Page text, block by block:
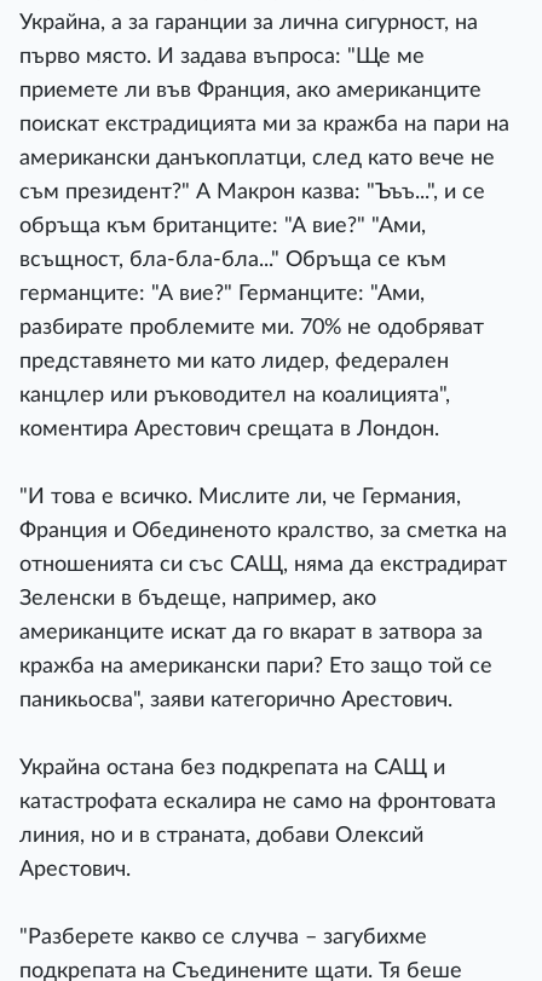
Украйна, а за гаранции за лична сигурност, на
първо място. И задава въпроса: "Ще ме
приемете ли във Франция, ако американците
поискат екстрадицията ми за кражба на пари на
американски данъкоплатци, след като вече не
съм президент?" А Макрон казва: "Ъъъ...", и се
обръща към британците: "А вие?" "Ами,
всъщност, бла-бла-бла..." Обръща се към
германците: "А вие?" Германците: "Ами,
разбирате проблемите ми. 70% не одобряват
представянето ми като лидер, федерален
канцлер или ръководител на коалицията",
коментира Арестович срещата в Лондон.
"И това е всичко. Мислите ли, че Германия,
Франция и Обединеното кралство, за сметка на
отношенията си със САЩ, няма да екстрадират
Зеленски в бъдеще, например, ако
американците искат да го вкарат в затвора за
кражба на американски пари? Ето защо той се
паникьосва", заяви категорично Арестович.
Украйна остана без подкрепата на САЩ и
катастрофата ескалира не само на фронтовата
линия, но и в страната, добави Олексий
Арестович.
"Разберете какво се случва – загубихме
подкрепата на Съединените щати. Тя беше